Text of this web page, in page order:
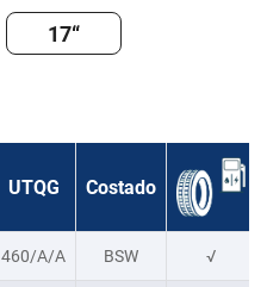
17“
UTQG Costado
460/A/A BSW √